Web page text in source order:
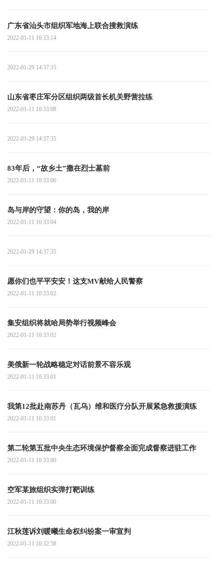
广东省汕头市组织军地海上联合搜救演练
2022-01-11 10:33:14
2022-01-29 14:37:35
山东省枣庄军分区组织两级首长机关野营拉练
2022-01-11 10:33:08
2022-01-29 14:37:35
83年后，“故乡土”撒在烈士墓前
2022-01-11 10:33:06
岛与岸的守望：你的岛，我的岸
2022-01-11 10:33:04
2022-01-29 14:37:35
愿你们也平平安安！这支MV献给人民警察
2022-01-11 10:33:02
集安组织将就哈局势举行视频峰会
2022-01-11 10:33:02
美俄新一轮战略稳定对话前景不容乐观
2022-01-11 10:33:01
我第12批赴南苏丹（瓦乌）维和医疗分队开展紧急救援演练
2022-01-11 10:33:01
第二轮第五批中央生态环境保护督察全面完成督察进驻工作
2022-01-11 10:33:00
空军某旅组织实弹打靶训练
2022-01-11 10:33:00
江秋莲诉刘暖曦生命权纠纷案一审宣判
2022-01-11 10:32:58